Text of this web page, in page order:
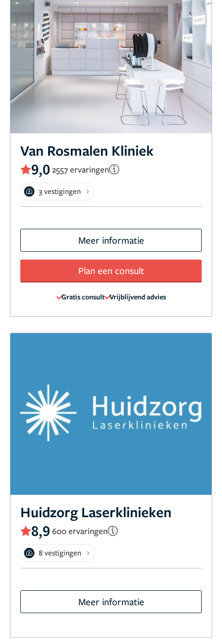
Van Rosmalen Kliniek
9,0 2557 ervaringen
3 vestigingen
Meer informatie
Plan een consult
Gratis consult Vrijblijvend advies
Huidzorg Laserklinieken
8,9 600 ervaringen
8 vestigingen
Meer informatie